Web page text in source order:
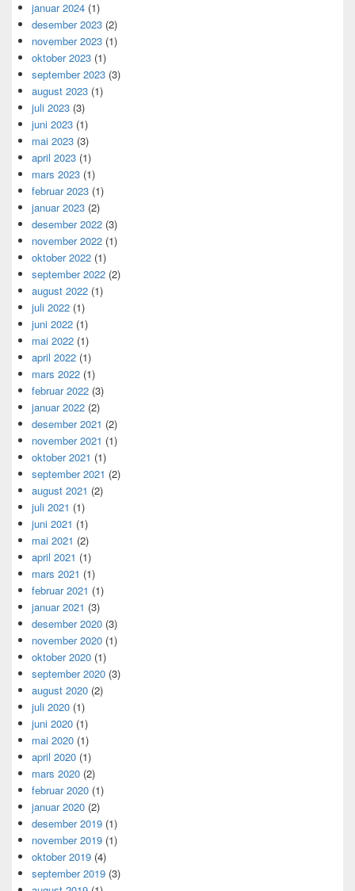
januar 2024 (1)
desember 2023 (2)
november 2023 (1)
oktober 2023 (1)
september 2023 (3)
august 2023 (1)
juli 2023 (3)
juni 2023 (1)
mai 2023 (3)
april 2023 (1)
mars 2023 (1)
februar 2023 (1)
januar 2023 (2)
desember 2022 (3)
november 2022 (1)
oktober 2022 (1)
september 2022 (2)
august 2022 (1)
juli 2022 (1)
juni 2022 (1)
mai 2022 (1)
april 2022 (1)
mars 2022 (1)
februar 2022 (3)
januar 2022 (2)
desember 2021 (2)
november 2021 (1)
oktober 2021 (1)
september 2021 (2)
august 2021 (2)
juli 2021 (1)
juni 2021 (1)
mai 2021 (2)
april 2021 (1)
mars 2021 (1)
februar 2021 (1)
januar 2021 (3)
desember 2020 (3)
november 2020 (1)
oktober 2020 (1)
september 2020 (3)
august 2020 (2)
juli 2020 (1)
juni 2020 (1)
mai 2020 (1)
april 2020 (1)
mars 2020 (2)
februar 2020 (1)
januar 2020 (2)
desember 2019 (1)
november 2019 (1)
oktober 2019 (4)
september 2019 (3)